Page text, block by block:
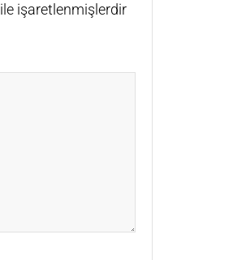
ile işaretlenmişlerdir